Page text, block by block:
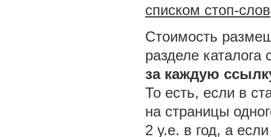
списком стоп-слов
Стоимость
разделе каталога
за каждую
То есть, если в
на страницы
2 у.е. в год, а